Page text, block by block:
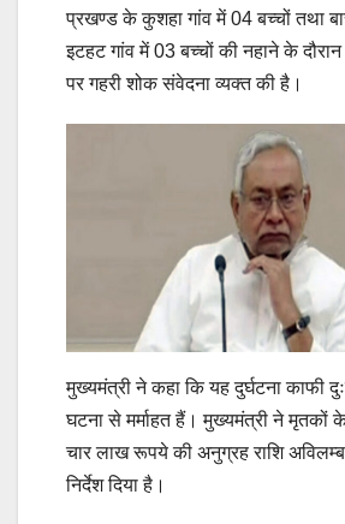
प्रखण्ड के कुशहा गांव में 04 बच्चों तथा
इटहट गांव में 03 बच्चों की नहाने के
पर गहरी शोक संवेदना व्यक्त की है।
मुख्यमंत्री ने कहा कि यह दुर्घटना काफी
घटना से मर्माहत हैं। मुख्यमंत्री ने मृतकों
चार लाख रूपये की अनुग्रह राशि
निर्देश दिया है।